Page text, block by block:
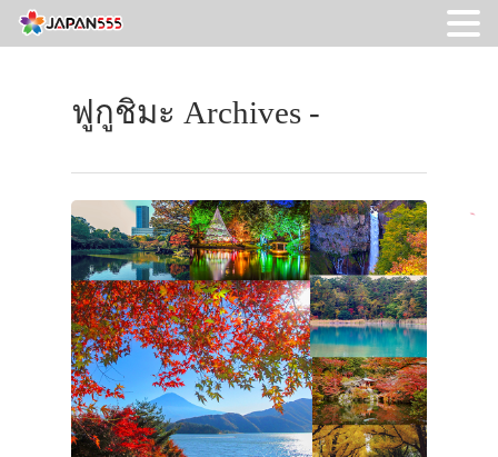
ฟูกูชิมะ Archives -